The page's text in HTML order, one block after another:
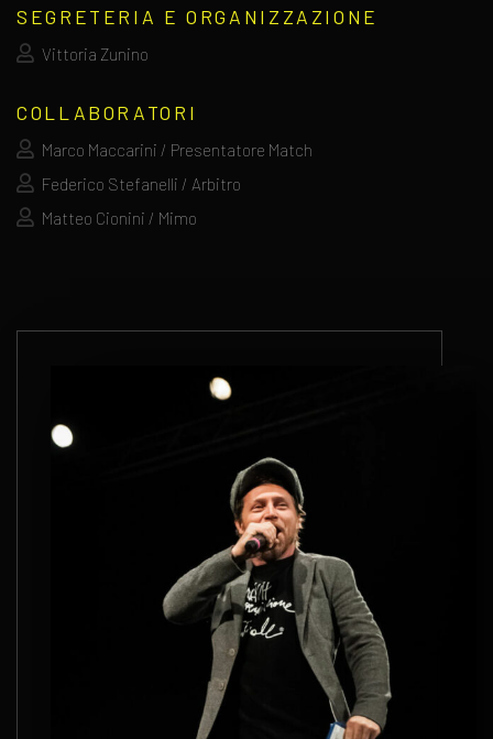
SEGRETERIA E ORGANIZZAZIONE
Vittoria Zunino
COLLABORATORI
Marco Maccarini / Presentatore Match
Federico Stefanelli / Arbitro
Matteo Cionini / Mimo